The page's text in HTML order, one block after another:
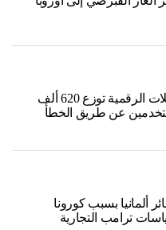
منصة لتداول العملات الرقمية توزع 620 ألف
عن طريق الخطأ
ألمانيا بسبب كورونا
ترامب التجارية